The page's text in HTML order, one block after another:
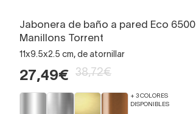
Jabonera de baño a pared Eco 6500
Manillons Torrent
11x9.5x2.5 cm, de atornillar
27,49€ 38,72€
+ 3 COLORES
DISPONIBLES